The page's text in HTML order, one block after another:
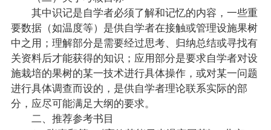
其中识记是自学者必须了解和记忆的内容，一些重
要数据（如温度等）是供自学者在接触或管理设施果树
中之用；理解部分是需要经过思考、归纳总结或寻找有
关资料后才能获得的知识；应用部分是要求自学者对设
施栽培的果树的某一技术进行具体操作，或对某一问题
进行具体调查而设的，是供自学者理论联系实际的部
分，应尽可能满足大纲的要求。
二、推荐参考书目